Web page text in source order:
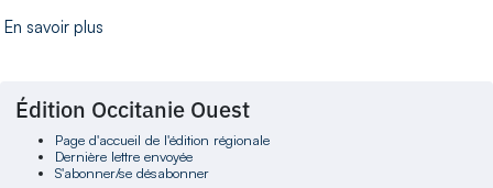
En savoir plus
Édition Occitanie Ouest
Page d'accueil de l'édition régionale
Dernière lettre envoyée
S'abonner/se désabonner